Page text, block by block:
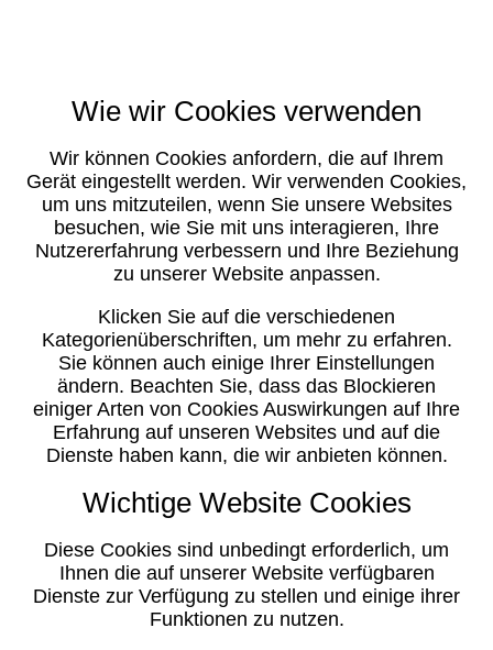
Wie wir Cookies verwenden
Wir können Cookies anfordern, die auf Ihrem
Gerät eingestellt werden. Wir verwenden Cookies,
um uns mitzuteilen, wenn Sie unsere Websites
besuchen, wie Sie mit uns interagieren, Ihre
Nutzererfahrung verbessern und Ihre Beziehung
zu unserer Website anpassen.
Klicken Sie auf die verschiedenen
Kategorienüberschriften, um mehr zu erfahren.
Sie können auch einige Ihrer Einstellungen
ändern. Beachten Sie, dass das Blockieren
einiger Arten von Cookies Auswirkungen auf Ihre
Erfahrung auf unseren Websites und auf die
Dienste haben kann, die wir anbieten können.
Wichtige Website Cookies
Diese Cookies sind unbedingt erforderlich, um
Ihnen die auf unserer Website verfügbaren
Dienste zur Verfügung zu stellen und einige ihrer
Funktionen zu nutzen.